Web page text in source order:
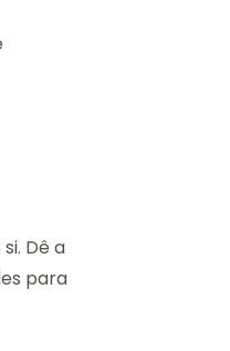
Dê a
para